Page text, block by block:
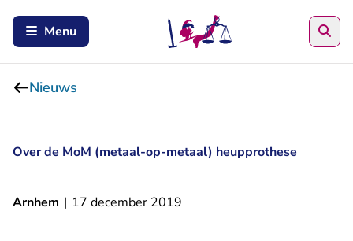
Menu
Nieuws
Over de MoM (metaal-op-metaal) heupprothese
Arnhem | 17 december 2019